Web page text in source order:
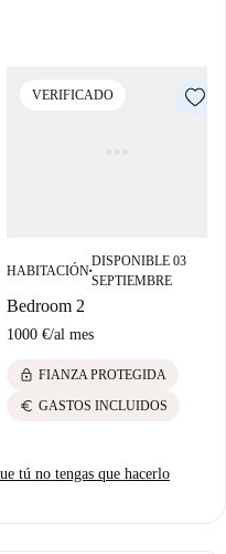
VERIFICADO
HABITACIÓN■
DISPONIBLE 03
SEPTIEMBRE
Bedroom 2
1000 €/al mes
lock FIANZA PROTEGIDA
euro GASTOS INCLUIDOS
tú no tengas que hacerlo